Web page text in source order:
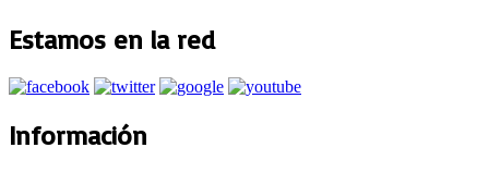
Estamos en la red
Información